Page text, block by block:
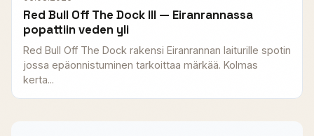
Red Bull Off The Dock III — Eiranrannassa
popattiin veden yli
Red Bull Off The Dock rakensi Eiranrannan laiturille spotin
jossa epäonnistuminen tarkoittaa märkää. Kolmas
kerta...